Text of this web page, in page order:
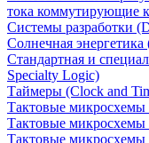
тока коммутирующие
Системы разработки
Солнечная энергетика
Стандартная и
Specialty Logic)
Таймеры (Clock and
Тактовые микросхемы
Тактовые
Тактовые микросхемы